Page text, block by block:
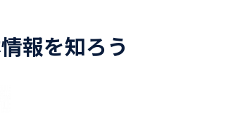
報を知ろう